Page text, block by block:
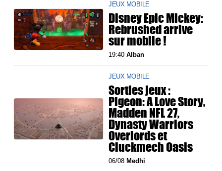
JEUX MOBILE
Disney Epic Mickey:
Rebrushed arrive
sur mobile !
19:40Alban
JEUX MOBILE
Sorties jeux :
Pigeon: A Love Story,
Madden NFL 27,
Dynasty Warriors
Overlords et
Cluckmech Oasis
06/08 Medhi